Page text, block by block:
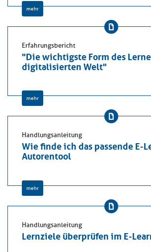
mehr
Erfahrungsbericht
"Die wichtigste Form des
digitalisierten Welt"
mehr
Handlungsanleitung
Wie finde ich das passende E-
Autorentool
mehr
Handlungsanleitung
Lernziele überprüfen im E-